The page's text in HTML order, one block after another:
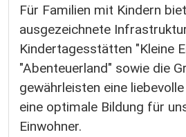
Für Familien mit Kindern
ausgezeichnete
Kindertagesstätten "Kleine
"Abenteuerland" sowie die
gewährleisten eine
eine optimale Bildung für
Einwohner.